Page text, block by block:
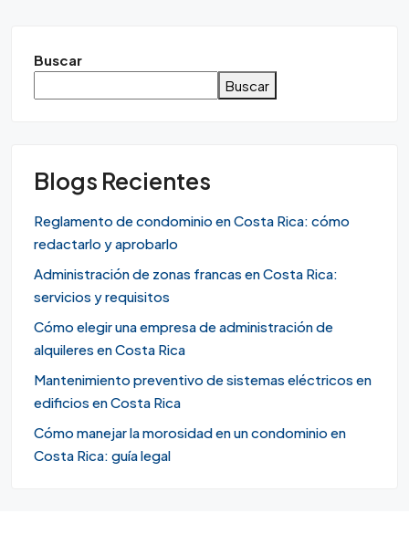
Buscar
Buscar
Blogs Recientes
Reglamento de condominio en Costa Rica: cómo
redactarlo y aprobarlo
Administración de zonas francas en Costa Rica:
servicios y requisitos
Cómo elegir una empresa de administración de
alquileres en Costa Rica
Mantenimiento preventivo de sistemas eléctricos en
edificios en Costa Rica
Cómo manejar la morosidad en un condominio en
Costa Rica: guía legal